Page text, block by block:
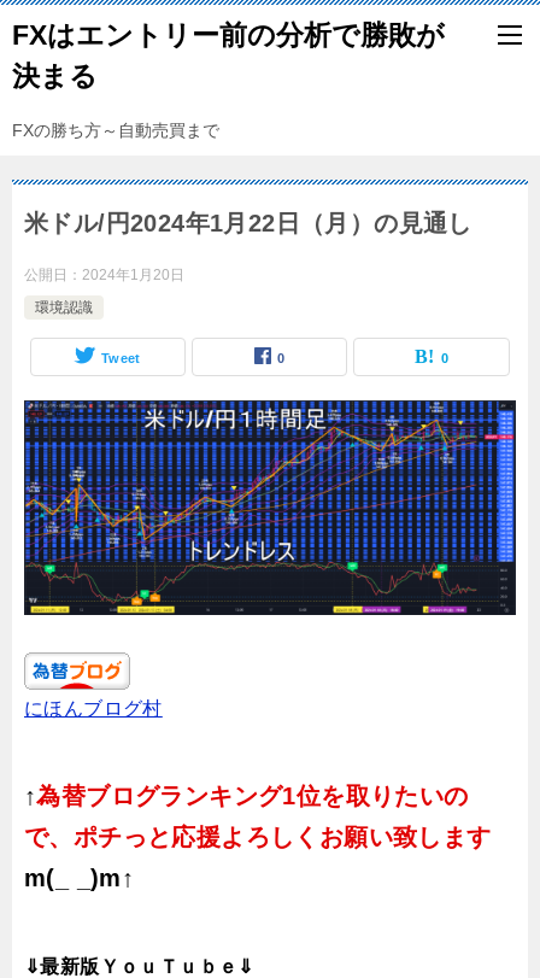
FXはエントリー前の分析で勝敗が
決まる
FXの勝ち方～自動売買まで
米ドル/円2024年1月22日（月）の見通し
公開日： 2024年1月20日
環境認識
Tweet 0 0
にほんブログ村
↑為替ブログランキング1位を取りたいの
で、ポチっと応援よろしくお願い致します
m(_ _)m↑
⇓最新版ＹｏｕＴｕｂｅ⇓